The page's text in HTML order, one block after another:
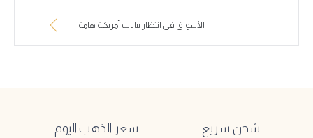
الأسواق في انتظار بيانات أمريكية هامة
شحن سريع سعر الذهب اليوم